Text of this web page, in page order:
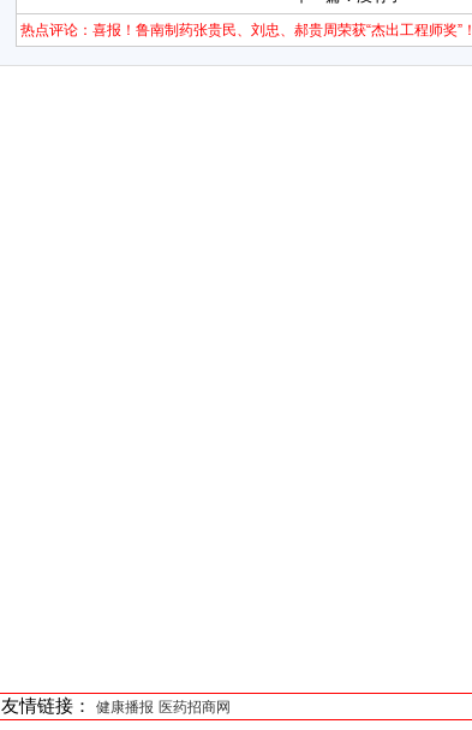
热点评论：喜报！鲁南制药张贵民、刘忠、郝贵周荣获“杰出工程师奖”！
友情链接： 健康播报 医药招商网